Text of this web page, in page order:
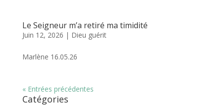
Le Seigneur m’a retiré ma timidité
Juin 12, 2026 | Dieu guérit
Marlène 16.05.26
« Entrées précédentes
Catégories